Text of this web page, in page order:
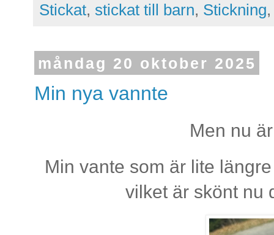
Stickat, stickat till barn, Stickning
måndag 20 oktober 2025
Min nya vannte
Men nu
Min vante som är lite
vilket är skönt nu